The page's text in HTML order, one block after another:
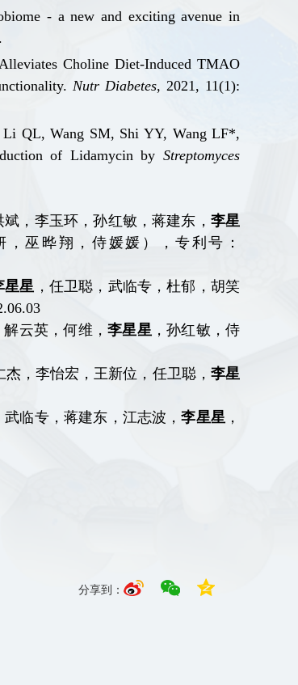
-a new and exciting avenue in
Choline Diet-Induced TMAO
Nutr Diabetes, 2021, 11(1):
QL, Wang SM, Shi YY, Wang LF*,
of Lidamycin by Streptomyces
，李玉环，孙红敏，蒋建东， 李星
巫晔翔，侍媛媛），专利号：
星星 ，任卫聪，武临专，杜郁，胡笑
.06.03
云英，何维，李星星，孙红敏，侍
，李怡宏，王新位，任卫聪， 李星
临专，蒋建东，江志波，李星星 ，
分享到：